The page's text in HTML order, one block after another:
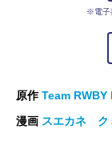
※電子
原作Team
漫画 スエカネ ク